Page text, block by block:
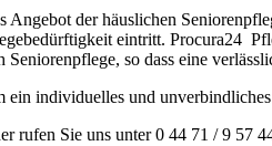
Angebot der häuslichen
eintritt. Procura24
Seniorenpflege, so dass eine
ein individuelles und
rufen Sie uns unter 0 44 71 / 9 57